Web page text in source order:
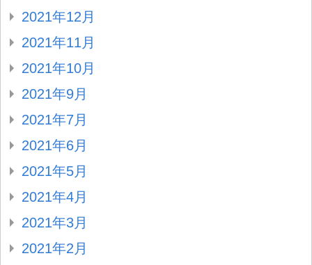
2021年12月
2021年11月
2021年10月
2021年9月
2021年7月
2021年6月
2021年5月
2021年4月
2021年3月
2021年2月